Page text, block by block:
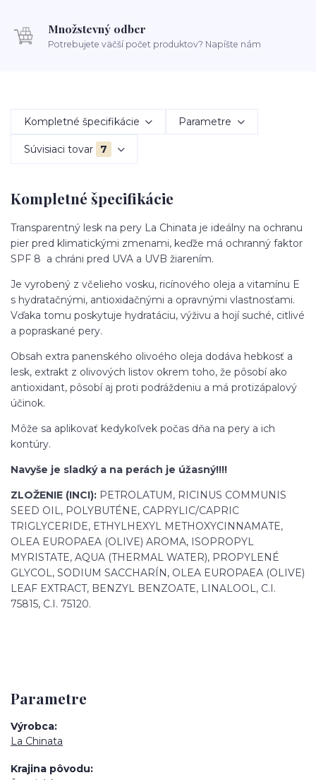
Množstevný odber
Potrebujete väčší počet produktov? Napíšte nám
Kompletné špecifikácie Parametre
Súvisiaci tovar 7
Kompletné špecifikácie
Transparentný lesk na pery La Chinata je ideálny na ochranu
pier pred klimatickými zmenami, keďže má ochranný faktor
SPF 8 a chráni pred UVA a UVB žiarením.
Je vyrobený z včelieho vosku, ricínového oleja a vitamínu E
s hydratačnými, antioxidačnými a opravnými vlastnosťami.
Vďaka tomu poskytuje hydratáciu, výživu a hojí suché, citlivé
a popraskané pery.
Obsah extra panenského olivoého oleja dodáva hebkosť a
lesk, extrakt z olivových listov okrem toho, že pôsobí ako
antioxidant, pôsobí aj proti podráždeniu a má protizápalový
účinok.
Môže sa aplikovať kedykoľvek počas dňa na pery a ich
kontúry.
Navyše je sladký a na perách je úžasný!!!!
ZLOŽENIE (INCI): PETROLATUM, RICINUS COMMUNIS
SEED OIL, POLYBUTÉNE, CAPRYLIC/CAPRIC
TRIGLYCERIDE, ETHYLHEXYL METHOXYCINNAMATE,
OLEA EUROPAEA (OLIVE) AROMA, ISOPROPYL
MYRISTATE, AQUA (THERMAL WATER), PROPYLENÉ
GLYCOL, SODIUM SACCHARÍN, OLEA EUROPAEA (OLIVE)
LEAF EXTRACT, BENZYL BENZOATE, LINALOOL, C.I.
75815, C.I. 75120.
Parametre
Výrobca
La Chinata
Krajina pôvodu